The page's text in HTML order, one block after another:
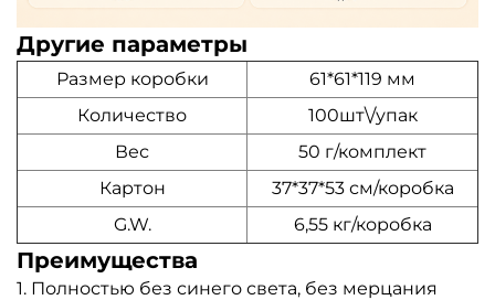
Другие параметры
Размер коробки
61*61*119 мм
Количество
100шт\/упак
Вес
50 г/комплект
Картон
37*37*53 см/коробка
G.W.
6,55 кг/коробка
Преимущества
1. Полностью без синего света, без мерцания